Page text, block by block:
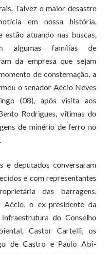
Talvez o maior desastre
em nossa história.
estão atuando nas buscas,
algumas famílias de
da empresa que sejam
de consternação, a
o senador Aécio Neves
(08), após visita aos
Rodrigues, vítimas do
de minério de ferro no
e deputados conversaram
e com representantes
das barragens.
Aécio, o ex-presidente da
do Conselho
Castor Cartelli, os
de Castro e Paulo Abi-